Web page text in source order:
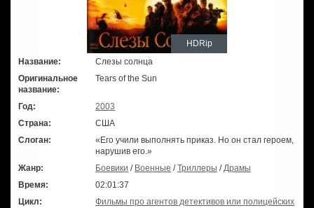
HDRip
Название:
Слезы солнца
Оригинальное
название:
Tears of the Sun
Год:
2003
Страна:
США
Слоган:
«Его учили выполнять приказ. Но он стал героем,
нарушив его.»
Жанр:
Боевики / Военные /Триллеры /Драмы
Время:
02:01:37
Цикл:
Фильмы про агентов детективов или полицейских